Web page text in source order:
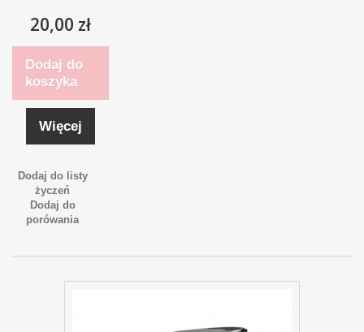
20,00 zł
Dodaj do
koszyka
Więcej
Dodaj do listy
życzeń
Dodaj do
porówania